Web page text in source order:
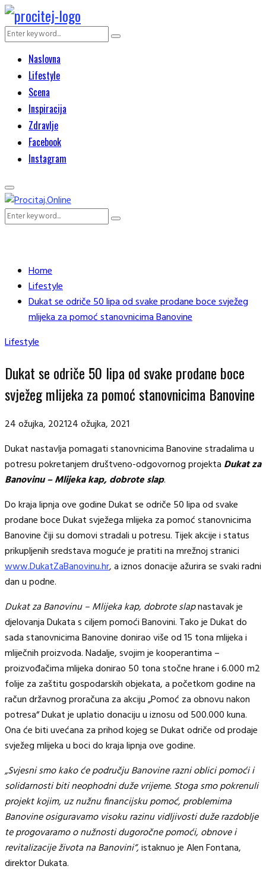
Search
Search
Naslovna
Lifestyle
Scena
Inspiracija
Zdravlje
Facebook
Instagram
Primary
Menu
Search
Search
Home
Lifestyle
Dukat se odriče 50 lipa od svake prodane boce svježeg
mlijeka za pomoć stanovnicima Banovine
Lifestyle
Dukat se odriče 50 lipa od svake prodane boce
svježeg mlijeka za pomoć stanovnicima Banovine
24 ožujka, 202124 ožujka, 2021
Dukat nastavlja pomagati stanovnicima Banovine stradalima u
potresu pokretanjem društveno-odgovornog projekta Dukat za
Banovinu – Mlijeka kap, dobrote slap.
Do kraja lipnja ove godine Dukat se odriče 50 lipa od svake
prodane boce Dukat svježega mlijeka za pomoć stanovnicima
Banovine čiji su domovi stradali u potresu. Tijek akcije i status
prikupljenih sredstava moguće je pratiti na mrežnoj stranici
www.DukatZaBanovinu.hr, a iznos donacije ažurira se svaki radni
dan u podne.
Dukat za Banovinu – Mlijeka kap, dobrote slapnastavak je
djelovanja Dukata s ciljem pomoći Banovini. Tako je Dukat do
sada stanovnicima Banovine donirao više od 15 tona mlijeka i
mliječnih proizvoda. Nadalje, svojim je kooperantima –
proizvođačima mlijeka donirao 50 tona stočne hrane i 6.000 m2
folije za zaštitu gospodarskih objekata, a početkom godine na
račun državnog proračuna za akciju „Pomoć za obnovu nakon
potresa“ Dukat je uplatio donaciju u iznosu od 500.000 kuna.
Ona će biti uvećana za prihod kojeg se Dukat odriče od prodaje
svježeg mlijeka u boci do kraja lipnja ove godine.
„Svjesni smo kako će području Banovine razni oblici pomoći i
solidarnosti biti neophodni duže vrijeme. Stoga smo pokrenuli
projekt kojim, uz nužnu financijsku pomoć, problemima
Banovine osiguravamo visoku razinu vidljivosti duže razdoblje
te progovaramo o nužnosti dugoročne pomoći, obnove i
revitalizacije života na Banovini“,istaknuo je Alen Fontana,
direktor Dukata.